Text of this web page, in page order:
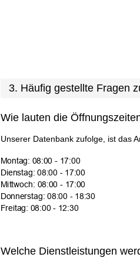
3. Häufig gestellte Fragen
Wie lauten die
Unserer Datenbank zufolge, ist das
Welche Dienstleistungen